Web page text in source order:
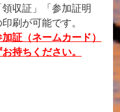
収証」「参加証明
刷が可能です。
証（ネームカード）
持ちください。